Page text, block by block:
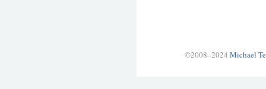
©2008–2024 Michael